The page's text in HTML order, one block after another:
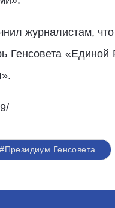
журналистам,
Генсовета
#Президиум Генсовета